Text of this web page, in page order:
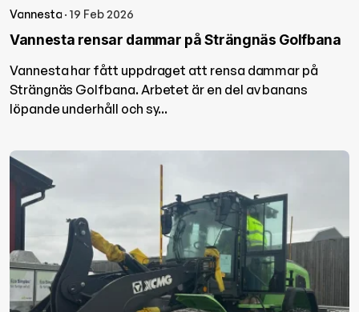
Vannesta · 19 Feb 2026
Vannesta rensar dammar på Strängnäs Golfbana
Vannesta har fått uppdraget att rensa dammar på
Strängnäs Golfbana. Arbetet är en del av banans
löpande underhåll och sy...